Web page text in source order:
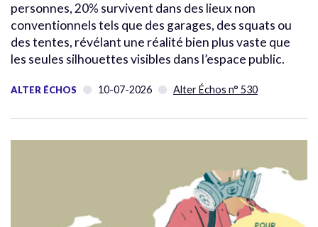
personnes, 20% survivent dans des lieux non
conventionnels tels que des garages, des squats ou
des tentes, révélant une réalité bien plus vaste que
les seules silhouettes visibles dans l’espace public.
ALTER ÉCHOS 10-07-2026 Alter Échos n° 530